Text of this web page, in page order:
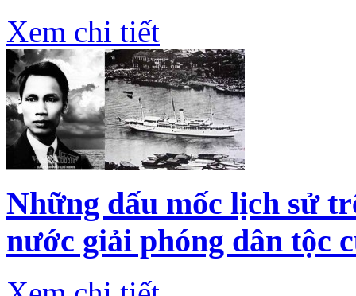
Xem chi tiết
Những dấu mốc lịch sử
nước giải phóng dân tộc